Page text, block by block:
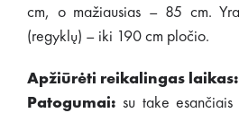
cm, o mažiausias – 85 cm.
(regyklų) – iki 190 cm pločio.
Apžiūrėti reikalingas laikas:
Patogumai: su take